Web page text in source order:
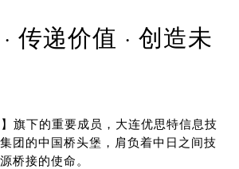
传递价值 · 创造未
旗下的重要成员，大连优思特信息技
团的中国桥头堡，肩负着中日之间技
桥接的使命。